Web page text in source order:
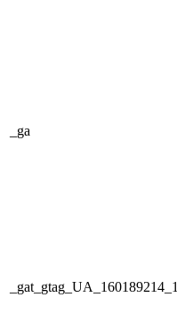
_ga
_gat_gtag_UA_160189214_1